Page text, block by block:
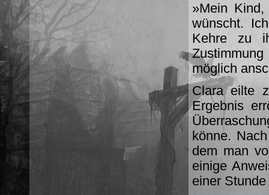
»Mein
wünscht.
Kehre zu
möglich
Clara eilte
Ergebnis
könne.
dem man
einige
einer